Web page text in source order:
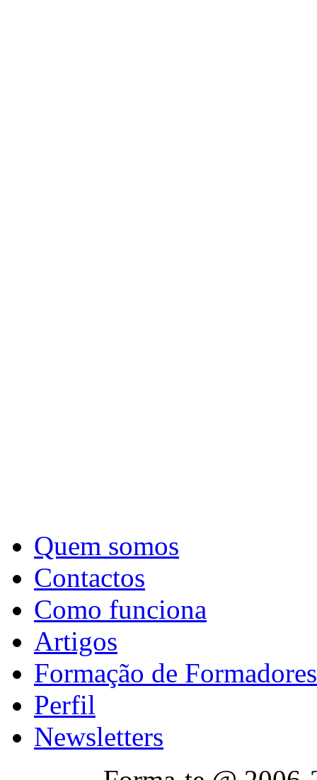
Quem somos
Contactos
Como funciona
Artigos
Formação de Formadores
Perfil
Newsletters